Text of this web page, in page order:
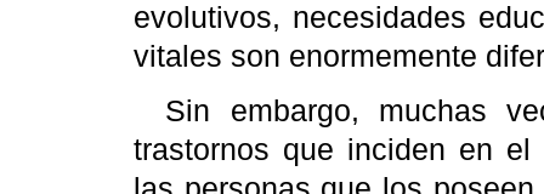
evolutivos, necesidades
vitales son enormemente
Sin embargo, muchas
trastornos que inciden en